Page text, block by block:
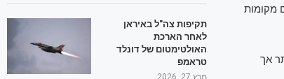
מקומות
אך
תקיפות צה"ל באיראן
לאחר הארכת
האולטימטום של דונלד
טראמפ
מרץ 27, 2026